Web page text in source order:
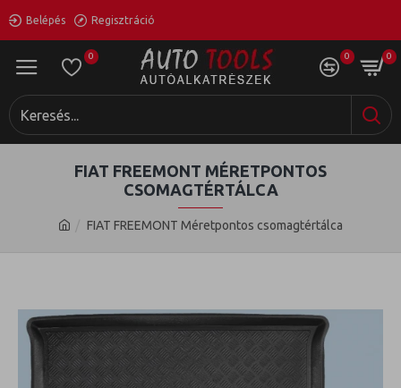
Belépés Regisztráció
0 0 0
FIAT FREEMONT Méretpontos csomagtértálca
FIAT FREEMONT MÉRETPONTOS
CSOMAGTÉRTÁLCA